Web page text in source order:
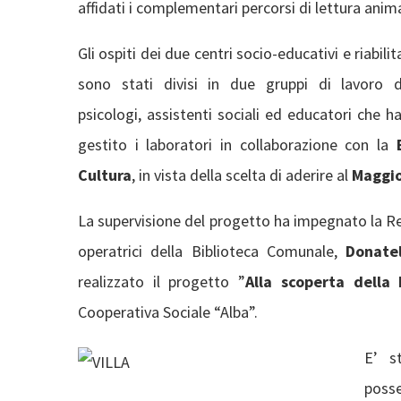
affidati i complementari percorsi di lettura
Gli ospiti dei due centri socio-educativi e
sono stati divisi in due gruppi di lavoro
psicologi, assistenti sociali ed educatori che
gestito i laboratori in collaborazione con la
Cultura, in vista della scelta di aderire al
La supervisione del progetto ha impegnato la
operatrici della Biblioteca Comunale,
realizzato il progetto ”Alla scoperta della
Cooperativa Sociale “Alba”.
E’